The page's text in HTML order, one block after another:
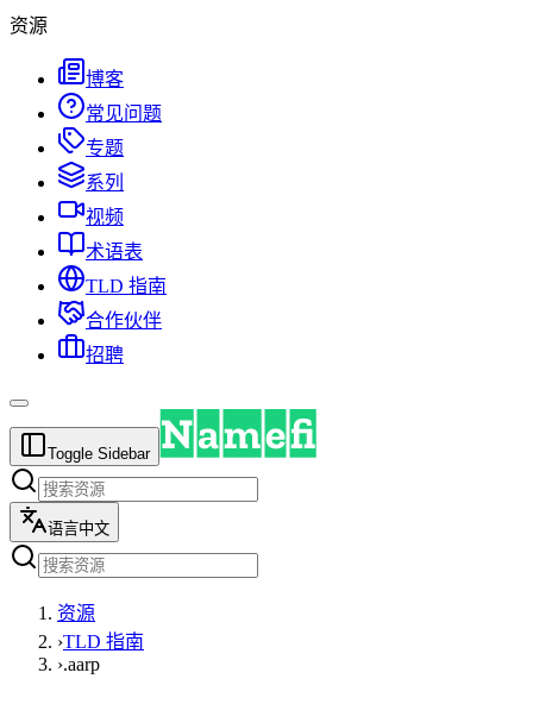
资源
博客
常见问题
专题
系列
视频
术语表
TLD 指南
合作伙伴
招聘
Toggle Sidebar
语言中文
资源
›TLD 指南
›.aarp